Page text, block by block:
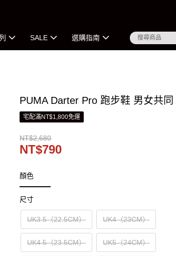
SALE 選購指南
PUMA Darter Pro 跑步鞋 男女共同
宅配滿NT$1,800免運
NT$2,680
NT$790
顏色
尺寸
UK3.5（22.5CM） UK4（23CM）
UK4.5（23.5CM） UK5（24CM）